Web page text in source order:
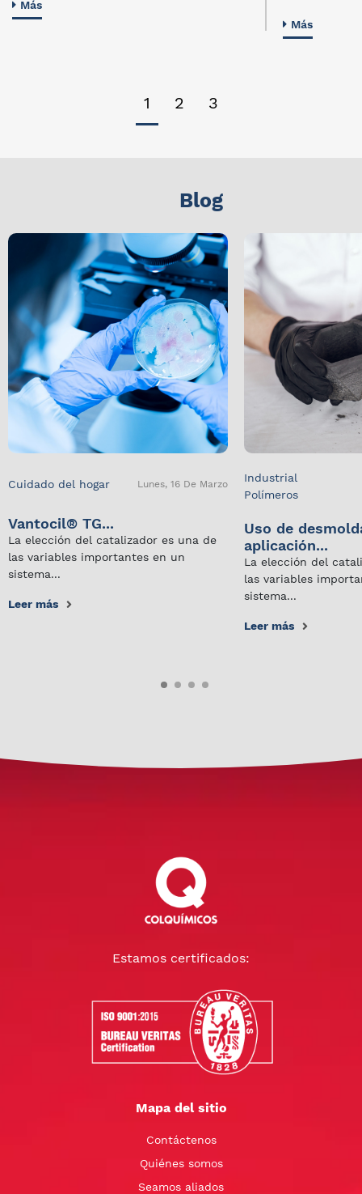
Más
Más
1 2 3
Blog
Cuidado del hogar Lunes, 16 De Marzo
Vantocil® TG...
La elección del catalizador es una de
las variables importantes en un
sistema...
Leer más
Industrial
Polímeros
Uso de
aplicación...
La elección del
las variables
sistema...
Leer más
Estamos certificados:
Mapa del sitio
Contáctenos
Quiénes somos
Seamos aliados